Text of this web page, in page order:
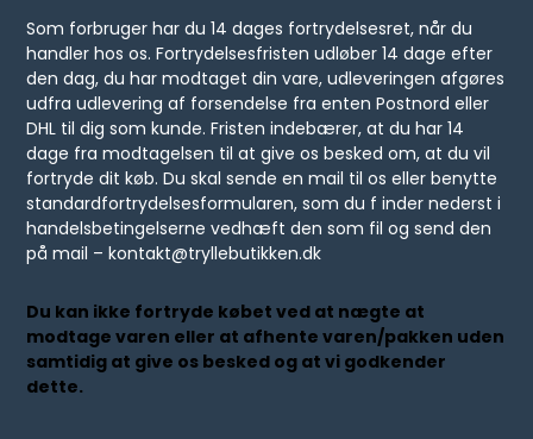
Som forbruger har du 14 dages fortrydelsesret, når du
handler hos os. Fortrydelsesfristen udløber 14 dage efter
den dag, du har modtaget din vare, udleveringen afgøres
udfra udlevering af forsendelse fra enten Postnord eller
DHL til dig som kunde. Fristen indebærer, at du har 14
dage fra modtagelsen til at give os besked om, at du vil
fortryde dit køb. Du skal sende en mail til os eller benytte
standardfortrydelsesformularen, som du f inder nederst i
handelsbetingelserne vedhæft den som fil og send den
på mail – kontakt@tryllebutikken.dk
Du kan ikke fortryde købet ved at nægte at
modtage varen eller at afhente varen/pakken uden
samtidig at give os besked og at vi godkender
dette.